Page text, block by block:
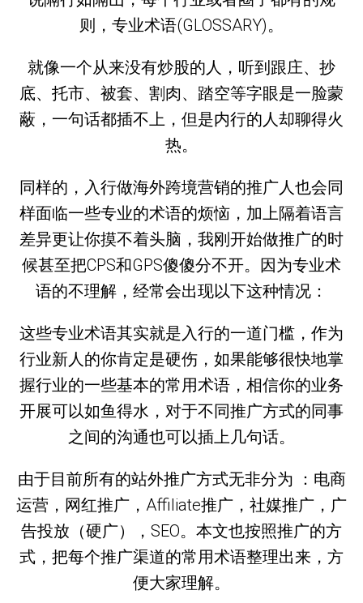
则，专业术语(GLOSSARY)。
就像一个从来没有炒股的人，听到跟庄、抄
底、托市、被套、割肉、踏空等字眼是一脸蒙
蔽，一句话都插不上，但是内行的人却聊得火
热。
同样的，入行做海外跨境营销的推广人也会同
样面临一些专业的术语的烦恼，加上隔着语言
差异更让你摸不着头脑，我刚开始做推广的时
候甚至把CPS和GPS傻傻分不开。因为专业术
语的不理解，经常会出现以下这种情况：
这些专业术语其实就是入行的一道门槛，作为
行业新人的你肯定是硬伤，如果能够很快地掌
握行业的一些基本的常用术语，相信你的业务
开展可以如鱼得水，对于不同推广方式的同事
之间的沟通也可以插上几句话。
由于目前所有的站外推广方式无非分为 ：电商
运营，网红推广，Affiliate推广，社媒推广，广
告投放（硬广），SEO。本文也按照推广的方
式，把每个推广渠道的常用术语整理出来，方
便大家理解。